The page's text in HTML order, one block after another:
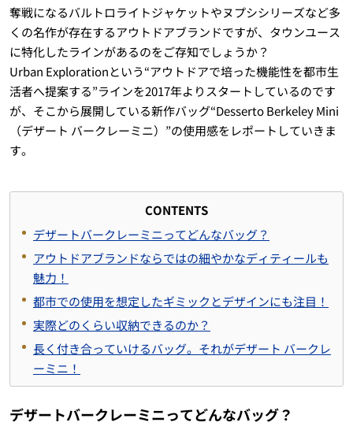
奪戦になるバルトロライトジャケットやヌプシシリーズなど多
くの名作が存在するアウトドアブランドですが、タウンユース
に特化したラインがあるのをご存知でしょうか？
Urban Explorationという“アウトドアで培った機能性を都市生
活者へ提案する”ラインを2017年よりスタートしているのです
が、そこから展開している新作バッグ“Desserto Berkeley Mini
（デザート バークレーミニ）”の使用感をレポートしていきま
す。
CONTENTS
デザートバークレーミニってどんなバッグ？
アウトドアブランドならではの細やかなディティールも
魅力！
都市での使用を想定したギミックとデザインにも注目！
実際どのくらい収納できるのか？
長く付き合っていけるバッグ。それがデザート バークレ
ーミニ！
デザートバークレーミニってどんなバッグ？